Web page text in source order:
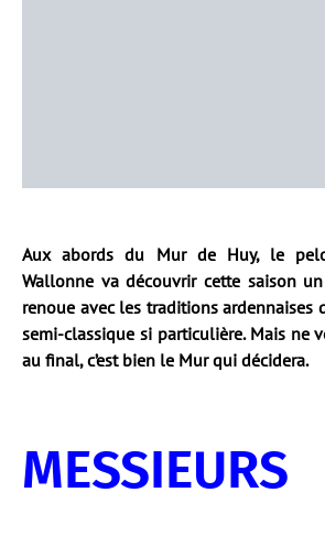
Aux abords du Mur de Huy, le
Wallonne va découvrir cette saison
renoue avec les traditions ardennaises
semi-classique si particulière. Mais ne
au final, c’est bien le Mur qui décidera.
MESSIEURS